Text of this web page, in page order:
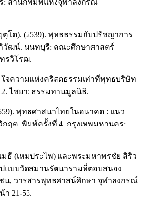
: สำนักพิมพ์แห่งจุฬาลงกรณ์
โต). (2539). พุทธธรรมกับปรัชญาการ
วัฒน์. นนทบุรี: คณะศึกษาศาสตร์
รวิโรฒ.
ใจความแห่งคริสตธรรมเท่าที่พุทธบริษัท
ไชยา: ธรรมทานมูลนิธิ.
พุทธศาสนาไทยในอนาคต : แนว
ฤต. พิมพ์ครั้งที่ 4. กรุงเทพมหานคร:
ธี (เหมประไพ) และพระมหาพรชัย สิริว
ปแบบวัดสมานรัตนารามที่ตอบสนอง
น, วารสารพุทธศาสน์ศึกษา จุฬาลงกรณ์
า 21-53.